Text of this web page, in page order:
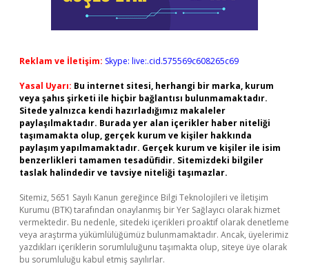
Reklam ve İletişim: Skype: live:.cid.575569c608265c69
Yasal Uyarı: Bu internet sitesi, herhangi bir marka, kurum
veya şahıs şirketi ile hiçbir bağlantısı bulunmamaktadır.
Sitede yalnızca kendi hazırladığımız makaleler
paylaşılmaktadır. Burada yer alan içerikler haber niteliği
taşımamakta olup, gerçek kurum ve kişiler hakkında
paylaşım yapılmamaktadır. Gerçek kurum ve kişiler ile isim
benzerlikleri tamamen tesadüfidir. Sitemizdeki bilgiler
taslak halindedir ve tavsiye niteliği taşımazlar.
Sitemiz, 5651 Sayılı Kanun gereğince Bilgi Teknolojileri ve İletişim
Kurumu (BTK) tarafından onaylanmış bir Yer Sağlayıcı olarak hizmet
vermektedir. Bu nedenle, sitedeki içerikleri proaktif olarak denetleme
veya araştırma yükümlülüğümüz bulunmamaktadır. Ancak, üyelerimiz
yazdıkları içeriklerin sorumluluğunu taşımakta olup, siteye üye olarak
bu sorumluluğu kabul etmiş sayılırlar.